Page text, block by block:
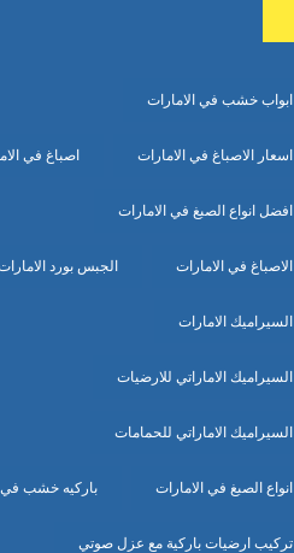
ابواب خشب في الامارات
اسعار الاصباغ في الامارات اصباغ في
افضل انواع الصبغ في الامارات
الاصباغ في الامارات الجبس بورد
السيراميك الامارات
السيراميك الاماراتي للارضيات
السيراميك الاماراتي للحمامات
انواع الصبغ في الامارات باركيه خشب في
تركيب ارضيات باركية مع عزل صوتي